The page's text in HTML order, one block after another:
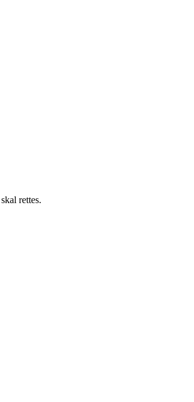
rettes.